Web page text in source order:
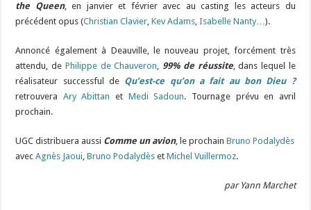
the Queen, en janvier et février avec au casting les acteurs du
précédent opus (Christian Clavier,Kev Adams,Isabelle Nanty…).
Annoncé également à Deauville, le nouveau projet, forcément très
attendu, de Philippe de Chauveron, 99% de réussite, dans lequel le
réalisateur successful de Qu’est-ce qu’on a fait au bon Dieu ?
retrouvera Ary Abittan et Medi Sadoun. Tournage prévu en avril
prochain.
UGC distribuera aussi Comme un avion, le prochainBruno Podalydès
avecAgnès Jaoui,Bruno Podalydès etMichel Vuillermoz.
par Yann Marchet